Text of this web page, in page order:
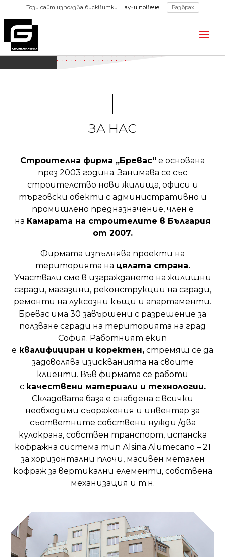
ЗА НАС
Строителна фирма „Бревас“ е основана
през 2003 година. Занимава се със
строителство нови жилища, офиси и
търговски обекти с административно и
промишлено предназначение, член е
на Камарата на строителите в България
от 2007.
Фирмата изпълнява проекти на
територията на цялата страна.
Участвали сме в изграждането на жилищни
сгради, магазини, реконструкции на сгради,
ремонти на луксозни къщи и апартаменти.
Бревас има 30 завършени с разрешение за
ползване сгради на територията на град
София. Работният екип
е квалифициран и коректен, стремящ се да
задоволява изискванията на своите
клиенти. Във фирмата се работи
с качествени материали и технологии.
Складовата база е снабдена с всички
необходими съоражения и инвентар за
съответните собствени нужди /два
кулокрана, собствен транспорт, испанска
кофражна система тип Аlsina Alumecano – 21
за хоризонтални плочи, масивен метален
кофраж за вертикални елементи, собствена
механизация и т.н.
Този сайт използва бисквитки. Научи повече Разбрах